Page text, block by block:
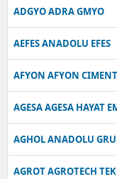
ADGYO ADRA GMYO
AEFES ANADOLU EFES
AFYON AFYON
AGESA AGESA HAYAT
AGHOL ANADOLU
AGROT AGROTECH